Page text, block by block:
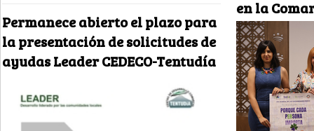
Permanece abierto el plazo para
la presentación de solicitudes de
ayudas Leader CEDECO-Tentudía
en la